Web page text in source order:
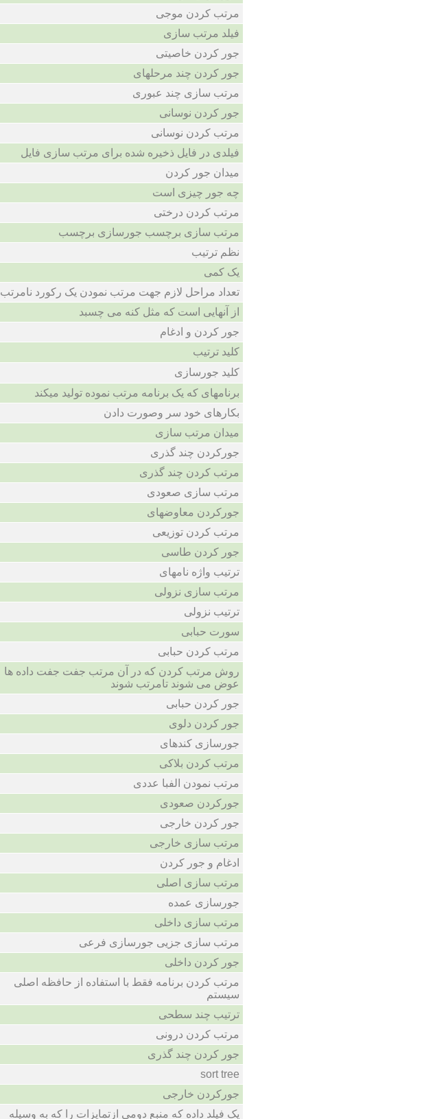
مرتب کردن موجی
فیلد مرتب سازی
جور کردن خاصیتی
جور کردن چند مرحلهای
مرتب سازی چند عبوری
جور کردن نوسانی
مرتب کردن نوسانی
فیلدی در فایل ذخیره شده برای مرتب سازی فایل
میدان جور کردن
چه جور چیزی است
مرتب کردن درختی
مرتب سازی برچسب جورسازی برچسب
نظم ترتیب
یک کمی
تعداد مراحل لازم جهت مرتب نمودن یک رکورد نامرتب
از آنهایی است که مثل کنه می چسبد
جور کردن و ادغام
کلید ترتیب
کلید جورسازی
برنامهای که یک برنامه مرتب نموده تولید میکند
بکارهای خود سر وصورت دادن
میدان مرتب سازی
جورکردن چند گذری
مرتب کردن چند گذری
مرتب سازی صعودی
جورکردن معاوضهای
مرتب کردن توزیعی
جور کردن طاسی
ترتیب واژه نامهای
مرتب سازی نزولی
ترتیب نزولی
سورت حبابی
مرتب کردن حبابی
روش مرتب کردن که در آن مرتب جفت جفت داده ها
عوض می شوند تامرتب شوند
جور کردن حبابی
جور کردن دلوی
جورسازی کندهای
مرتب کردن بلاکی
مرتب نمودن الفبا عددی
جورکردن صعودی
جور کردن خارجی
مرتب سازی خارجی
ادغام و جور کردن
مرتب سازی اصلی
جورسازی عمده
مرتب سازی داخلی
مرتب سازی جزیی جورسازی فرعی
جور کردن داخلی
مرتب کردن برنامه فقط با استفاده از حافظه اصلی
سیستم
ترتیب چند سطحی
مرتب کردن درونی
جور کردن چند گذری
sort tree
جورکردن خارجی
یک فیلد داده که منبع دومی ازتمایزات را که به وسیله